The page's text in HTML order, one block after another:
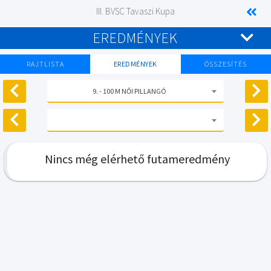
III. BVSC Tavaszi Kupa
EREDMÉNYEK
RAJTLISTA EREDMÉNYEK ÖSSZESÍTÉS
9. - 100 M NŐI PILLANGÓ
Nincs még elérhető futameredmény